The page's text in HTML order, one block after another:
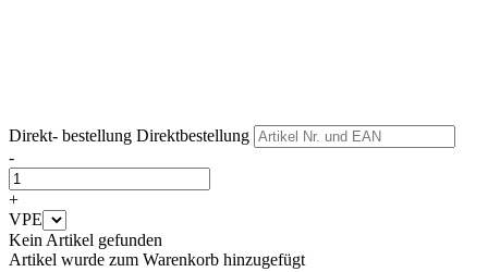
Direkt- bestellung Direktbestellung
-
+
VPE
Kein Artikel gefunden
Artikel wurde zum Warenkorb hinzugefügt